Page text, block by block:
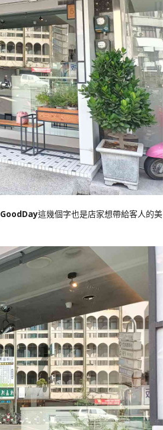
GoodDay這幾個字也是店家想帶給客人的美